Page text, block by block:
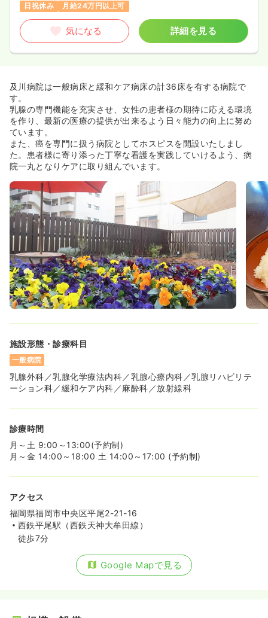
日祝休み
月給24万円以上可
気になる 詳細を見る
及川病院は一般病床と緩和ケア病床の計36床を有する病院で
す。
乳腺の専門機能を充実させ、女性の患者様の期待に応える環境
を作り、最新の医療の提供が出来るよう日々能力の向上に努め
ています。
また、癌を専門に扱う病院としてホスピスを開設いたしまし
た。患者様に寄り添った丁寧な看護を実践していけるよう、病
院一丸となりケアに取り組んでいます。
施設形態・診療科目
一般病院
乳腺外科／乳腺化学療法内科／乳腺心療内科／乳腺リハビリテ
ーション科／緩和ケア内科／麻酔科／放射線科
診療時間
月～土 9:00～13:00(予約制)
月～金 14:00～18:00 土 14:00～17:00 (予約制)
アクセス
福岡県福岡市中央区平尾2-21-16
西鉄平尾駅（西鉄天神大牟田線）
徒歩7分
Google Mapで見る